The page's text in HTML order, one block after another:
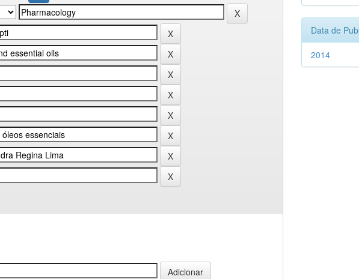
Data de
2014